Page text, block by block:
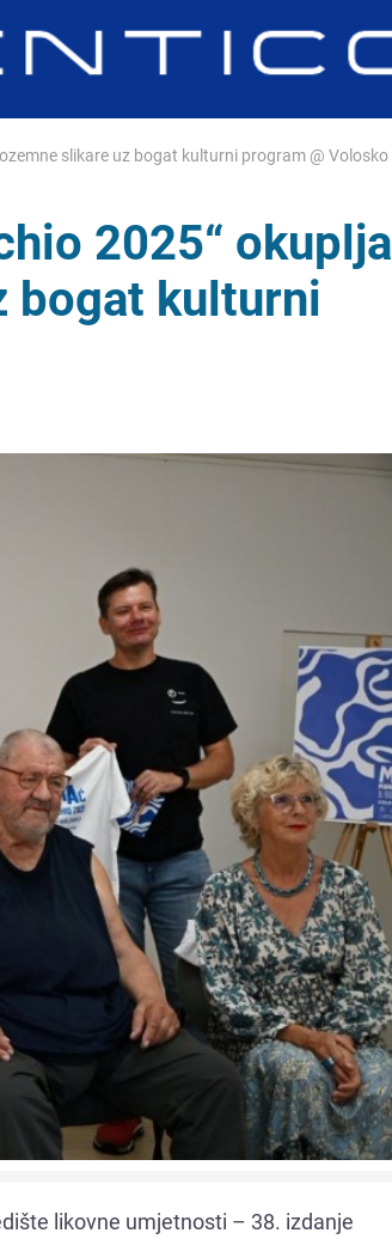
slikare uz bogat kulturni program @ Volosko
2025“ okuplja
bogat kulturni
likovne umjetnosti – 38. izdanje